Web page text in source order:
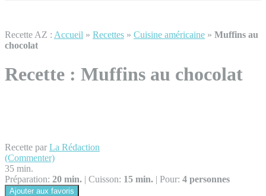
Recette AZ : Accueil » Recettes » Cuisine américaine » Muffins au
chocolat
Recette : Muffins au chocolat
Recette par La Rédaction
(Commenter)
35 min.
Préparation: 20 min. | Cuisson: 15 min. | Pour: 4 personnes
Ajouter aux favoris